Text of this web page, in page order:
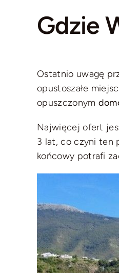
Gdzie
Ostatnio uwagę
opustoszałe
opuszczonym
Najwięcej ofert
3 lat, co czyni ten
końcowy potrafi